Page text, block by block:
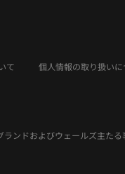
て 個人情報の取り扱いに
ンドおよびウェールズ主た